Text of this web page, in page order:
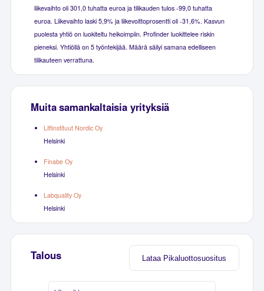
liikevaihto oli 301,0 tuhatta euroa ja tilikauden tulos -99,0 tuhatta
euroa. Liikevaihto laski 5,9% ja liikevoittoprosentti oli -31,6%. Kasvun
puolesta yhtiö on luokiteltu heikoimpiin. Profinder luokittelee riskin
pieneksi. Yhtiöllä on 5 työntekijää. Määrä säilyi samana edelliseen
tilikauteen verrattuna.
Muita samankaltaisia yrityksiä
Liftinstituut Nordic Oy
Helsinki
Finabe Oy
Helsinki
Labquality Oy
Helsinki
Lataa Pikaluottosuositus
Talous